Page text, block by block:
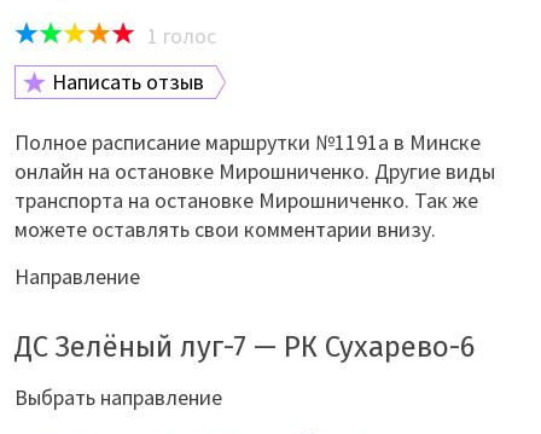
1 голос
Написать отзыв
Полное расписание маршрутки №1191а в Минске
онлайн на остановке Мирошниченко. Другие виды
транспорта на остановке Мирошниченко. Так же
можете оставлять свои комментарии внизу.
Направление
ДС Зелёный луг-7 — РК Сухарево-6
Выбрать направление